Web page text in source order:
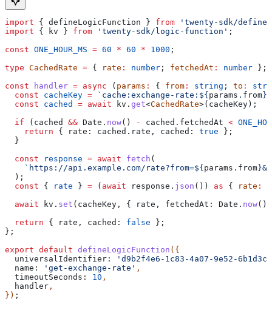
import { defineLogicFunction } from 'twenty-sdk/define'
import { kv } from 'twenty-sdk/logic-function' ;
const ONE_HOUR_MS = 60 * 60 * 1000 ;
type CachedRate = { rate : number ; fetchedAt : number };
const handler = async ( params : { from : string ; to :
  const
cacheKey = `cache:exchange-rate: ${params . from}
  const
cached = await kv . get<CachedRate>( cacheKey);
  if
( cached && Date . now() - cached . fetchedAt <
    return
{ rate: cached . rate , cached: true };
  }
  const
response = await fetch (
    `https://api.example.com/rate?from=
${params . from}
  );
  const
{ rate } = ( await response . json ()) as { rate :
  await
kv . set ( cacheKey , { rate , fetchedAt: Date . now()
  return
{ rate , cached: false };
};
export default defineLogicFunction ({
  universalIdentifier:
'd9b2f4e6-1c83-4a07-9e52-
  name:
'get-exchange-rate' ,
  timeoutSeconds:
10 ,
  handler
,
}) ;